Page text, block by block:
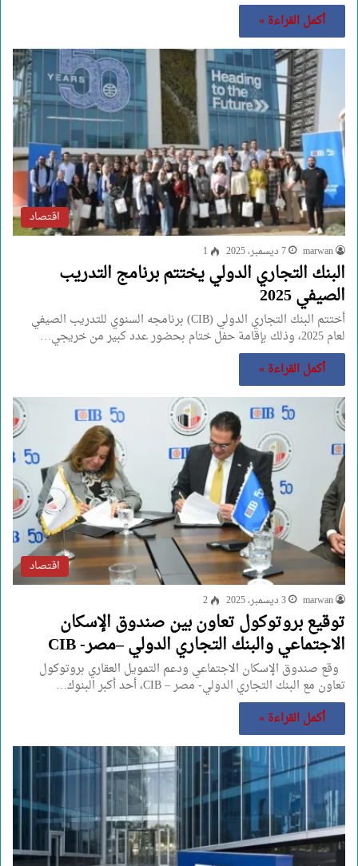
أكمل القراءة »
اقتصاد
marwan 7 ديسمبر، 2025 1
البنك التجاري الدولي يختتم برنامج التدريب
الصيفي 2025
أختتم البنك التجاري الدولي (CIB) برنامجه السنوي للتدريب الصيفي
لعام 2025، وذلك بإقامة حفل ختام بحضور عدد كبير من خريجي…
أكمل القراءة »
اقتصاد
marwan 3 ديسمبر، 2025 2
توقيع بروتوكول تعاون بين صندوق الإسكان
الاجتماعي والبنك التجاري الدولي –مصر- CIB
وقع صندوق الإسكان الاجتماعي ودعم التمويل العقاري بروتوكول
تعاون مع البنك التجاري الدولي- مصر – CIB، أحد أكبر البنوك…
أكمل القراءة »